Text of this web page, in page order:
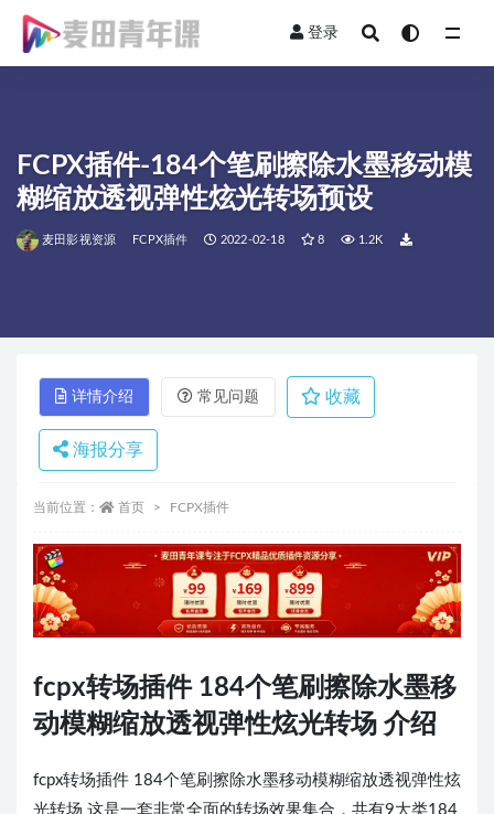
登录
FCPX插件-184个笔刷擦除水墨移动模
糊缩放透视弹性炫光转场预设
麦田影视资源 FCPX插件 2022-02-18 8 1.2K
详情介绍 常见问题 收藏
海报分享
当前位置： 首页 FCPX插件
fcpx转场插件 184个笔刷擦除水墨移
动模糊缩放透视弹性炫光转场 介绍
fcpx转场插件 184个笔刷擦除水墨移动模糊缩放透视弹性炫
光转场 这是一套非常全面的转场效果集合，共有9大类184